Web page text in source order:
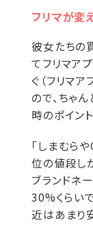
フリマが変
彼女たちの
てフリマア
ぐ（フリマア
ので、ちゃ
時のポイン
「しまむら
位の値段し
ブランドネ
30%くらい
近はあまり